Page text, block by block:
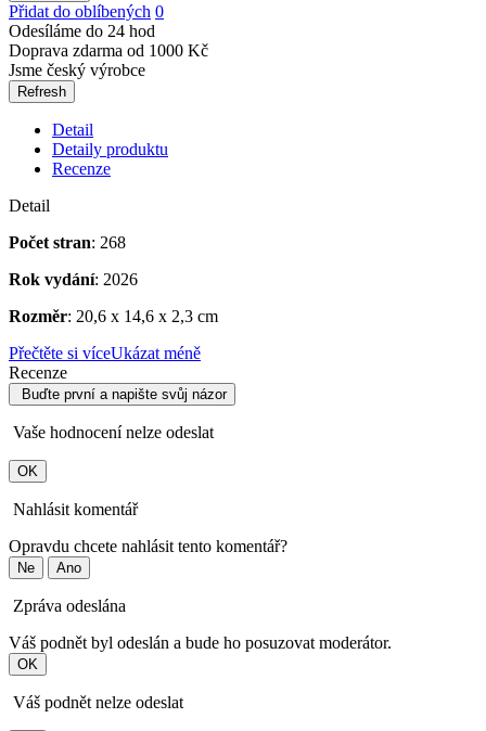
Přidat do oblíbených 0
Odesíláme do 24 hod
Doprava zdarma od 1000 Kč
Jsme český výrobce
Detail
Detaily produktu
Recenze
Detail
Počet stran: 268
Rok vydání: 2026
Rozměr: 20,6 x 14,6 x 2,3 cm
Přečtěte si víceUkázat méně
Recenze
Buďte první a napište svůj názor
Vaše hodnocení nelze odeslat
OK
Nahlásit komentář
Opravdu chcete nahlásit tento komentář?
Ne Ano
Zpráva odeslána
Váš podnět byl odeslán a bude ho posuzovat moderátor.
OK
Váš podnět nelze odeslat